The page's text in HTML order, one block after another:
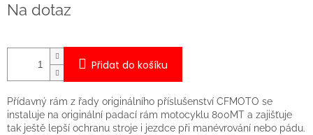
cena:
Na dotaz
Přidat do košíku
Přídavný rám z řady originálního příslušenství CFMOTO se
instaluje na originální padací rám motocyklu 800MT a zajišťuje
tak ještě lepší ochranu stroje i jezdce při manévrování nebo pádu.